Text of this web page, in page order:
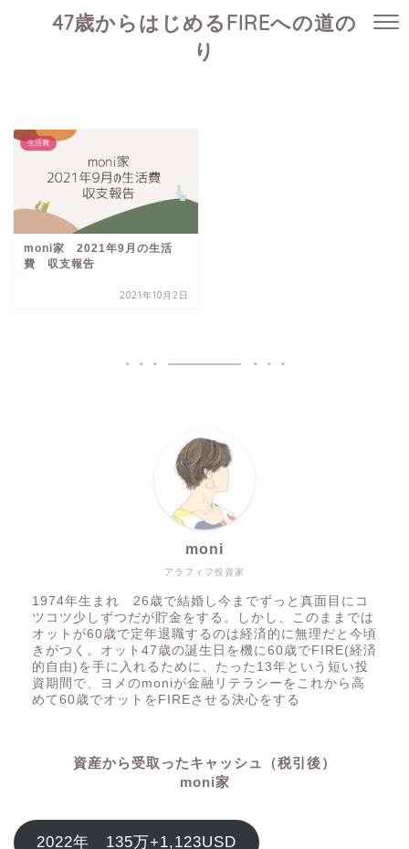
47歳からはじめるFIREへの道の
り
生活費
moni家 2021年9月の生活
費 収支報告
2021年10月2日
アラフィフ投資家
moni
1974年生まれ 26歳で結婚し今までずっと真面目にコ
ツコツ少しずつだが貯金をする。しかし、このままでは
オットが60歳で定年退職するのは経済的に無理だと今頃
きがつく。オット47歳の誕生日を機に60歳でFIRE(経済
的自由)を手に入れるために、たった13年という短い投
資期間で、ヨメのmoniが金融リテラシーをこれから高
めて60歳でオットをFIREさせる決心をする
資産から受取ったキャッシュ（税引後）
moni家
2022年 135万+1,123USD